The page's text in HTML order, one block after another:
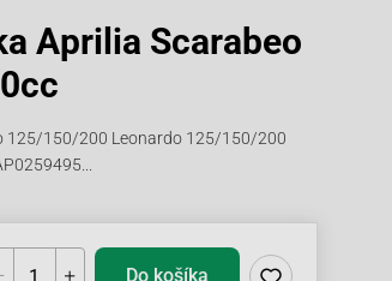
Aprilia Scarabeo
125/150/200 Leonardo 125/150/200
Do košíka